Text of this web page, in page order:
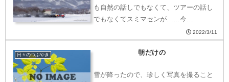
も自然の話しでもなくて、ツアーの話し
でもなくてスミマセンが……今…
2022/3/11
日々のつぶやき 朝だけの
雪が降ったので、珍しく写真を撮ること